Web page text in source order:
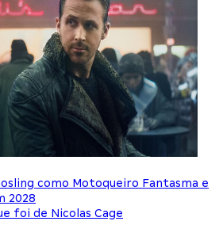
como Motoqueiro Fantasma e
2028
foi de Nicolas Cage